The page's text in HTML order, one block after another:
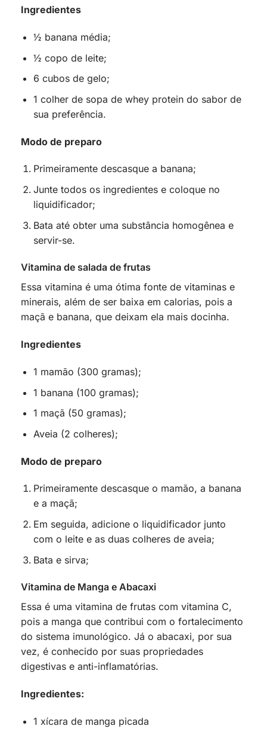
Ingredientes
½ banana média;
½ copo de leite;
6 cubos de gelo;
1 colher de sopa de whey protein do sabor de
sua preferência.
Modo de preparo
Primeiramente descasque a banana;
Junte todos os ingredientes e coloque no
liquidificador;
Bata até obter uma substância homogênea e
servir-se.
Vitamina de salada de frutas
Essa vitamina é uma ótima fonte de vitaminas e
minerais, além de ser baixa em calorias, pois a
maçã e banana, que deixam ela mais docinha.
Ingredientes
1 mamão (300 gramas);
1 banana (100 gramas);
1 maçã (50 gramas);
Aveia (2 colheres);
Modo de preparo
Primeiramente descasque o mamão, a banana
e a maçã;
Em seguida, adicione o liquidificador junto
com o leite e as duas colheres de aveia;
Bata e sirva;
Vitamina de Manga e Abacaxi
Essa é uma vitamina de frutas com vitamina C,
pois a manga que contribui com o fortalecimento
do sistema imunológico. Já o abacaxi, por sua
vez, é conhecido por suas propriedades
digestivas e anti-inflamatórias.
Ingredientes:
1 xícara de manga picada